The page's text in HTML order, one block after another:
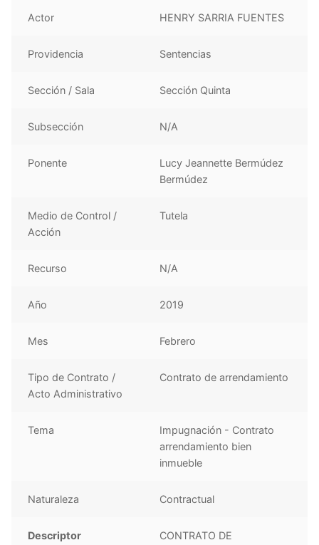
Actor HENRY SARRIA FUENTES
Providencia Sentencias
Sección / Sala Sección Quinta
Subsección N/A
Ponente
Lucy Jeannette Bermúdez
Bermúdez
Medio de Control /
Acción
Tutela
Recurso N/A
Año 2019
Mes Febrero
Tipo de Contrato /
Acto Administrativo
Contrato de arrendamiento
Tema
Impugnación - Contrato
arrendamiento bien
inmueble
Naturaleza Contractual
Descriptor
CONTRATO DE